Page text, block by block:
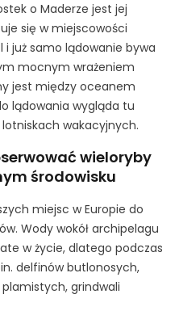
o Maderze jest jej
się w miejscowości
i już samo lądowanie bywa
mocnym wrażeniem
jest między oceanem
lądowania wygląda tu
wakacyjnych.
wieloryby
środowisku
miejsc w Europie do
Wody wokół archipelagu
w życie, dlatego podczas
delfinów butlonosych,
grindwali